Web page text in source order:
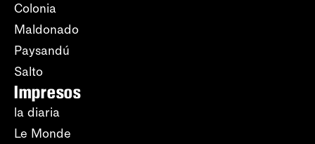
Colonia
Maldonado
Paysandú
Salto
Impresos
la diaria
Le Monde